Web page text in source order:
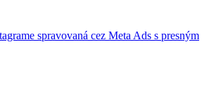
spravovaná cez Meta Ads s presným